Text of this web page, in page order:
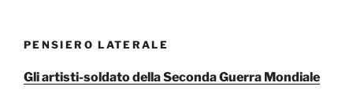
PENSIERO LATERALE
Gli artisti-soldato della Seconda Guerra Mondiale